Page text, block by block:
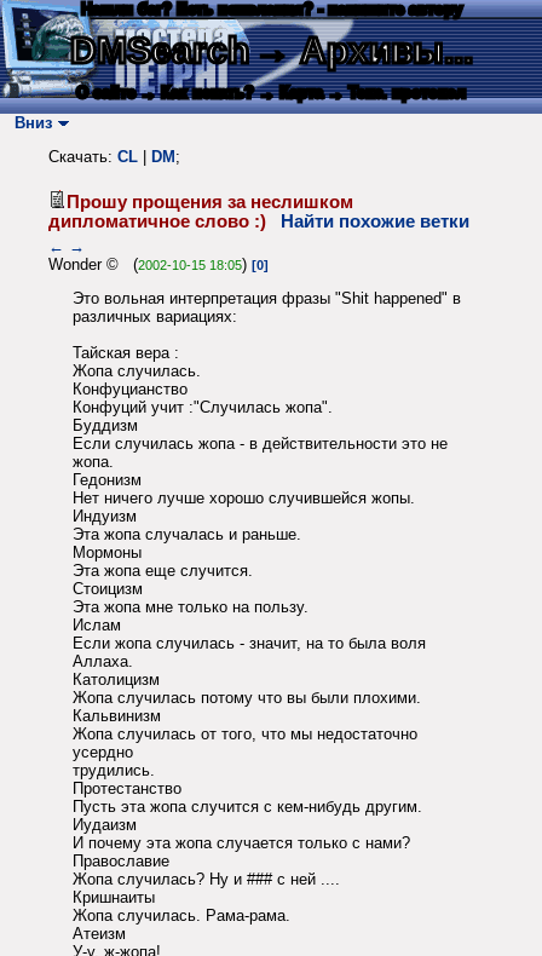
Нашли баг? Есть пожелания? - напишите автору
DMSearch→ Архивы...
О сайте → Как искать? → Карта → Текс. протокол
Вниз
Скачать: CL DM ;
Прошу прощения за неслишком
дипломатичное слово :)
Найти похожие ветки
← →
Wonder © (2002-10-15 18:05) [0]
Это вольная интерпретация фразы "Shit happened" в
различных вариациях:
Тайская вера :
Жопа случилась.
Конфуцианство
Конфуций учит :"Cлучилась жопа".
Буддизм
Если случилась жопа - в действительности это не
жопа.
Гедонизм
Hет ничего лучше хорошо случившейся жопы.
Индуизм
Эта жопа случалась и раньше.
Мормоны
Эта жопа еще случится.
Стоицизм
Эта жопа мне только на пользу.
Ислам
Если жопа случилась - значит, на то была воля
Аллаха.
Католицизм
Жопа случилась потому что вы были плохими.
Кальвинизм
Жопа случилась от того, что мы недостаточно
усердно
трудились.
Протестанство
Пусть эта жопа случится с кем-нибудь другим.
Иудаизм
И почему эта жопа случается только с нами?
Пpавославие
Жопа случилась? Hу и ### с ней ....
Кришнаиты
Жопа случилась. Рама-рама.
Атеизм
У-у, ж-жопа!